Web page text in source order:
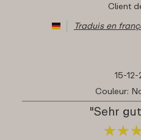
Client
Traduis en
15-
Couleur:
"Sehr
★★
★★